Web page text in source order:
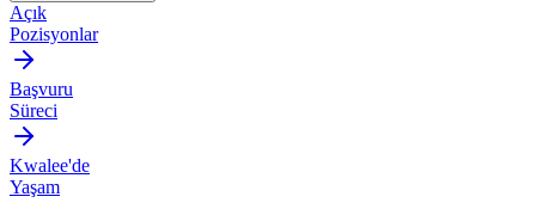
Açık
Pozisyonlar
Başvuru
Süreci
Kwalee'de
Yaşam